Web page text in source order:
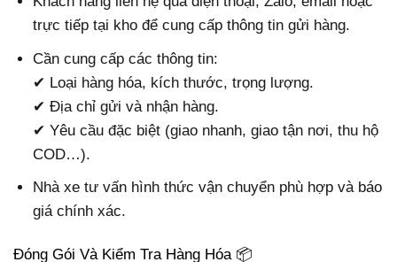
trực tiếp tại kho để cung cấp thông tin gửi hàng.
Cần cung cấp các thông tin:
✔ Loại hàng hóa, kích thước, trọng lượng.
✔ Địa chỉ gửi và nhận hàng.
✔ Yêu cầu đặc biệt (giao nhanh, giao tận nơi, thu hộ
COD…).
Nhà xe tư vấn hình thức vận chuyển phù hợp và báo
giá chính xác.
Đóng Gói Và Kiểm Tra Hàng Hóa 📦